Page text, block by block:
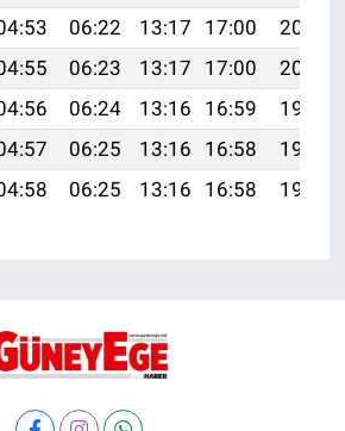
06:22 13:17 17:00
20:02
06:23 13:17 17:00
20:01
06:24 13:16 16:59
19:59
06:25 13:16 16:58
19:58
06:25 13:16 16:58 19:56